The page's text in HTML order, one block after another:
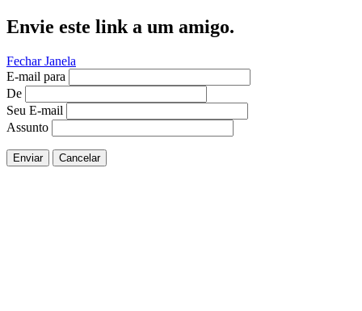
Envie este link a um amigo.
Fechar Janela
E-mail para
De
Seu E-mail
Assunto
Enviar Cancelar